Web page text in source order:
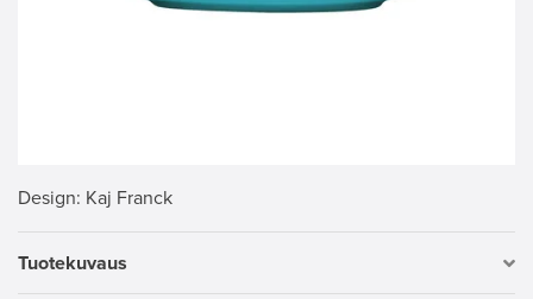
Design: Kaj Franck
Tuotekuvaus